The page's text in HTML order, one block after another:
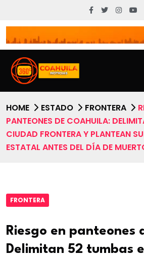
HOME ESTADO FRONTERA
PANTEONES DE COAHUILA:
CIUDAD FRONTERA Y PLANTEAN
ESTATAL ANTES DEL DÍA DE
FRONTERA
Riesgo en panteones
Delimitan 52 tumbas